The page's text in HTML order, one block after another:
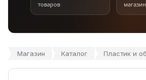
товаров
Магазин Каталог Пластик и